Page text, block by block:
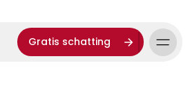
Gratis schatting